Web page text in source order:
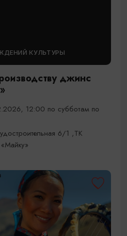
КУЛЬТУРЫ
джинс
12:00 по субботам по
6/1 ,ТК